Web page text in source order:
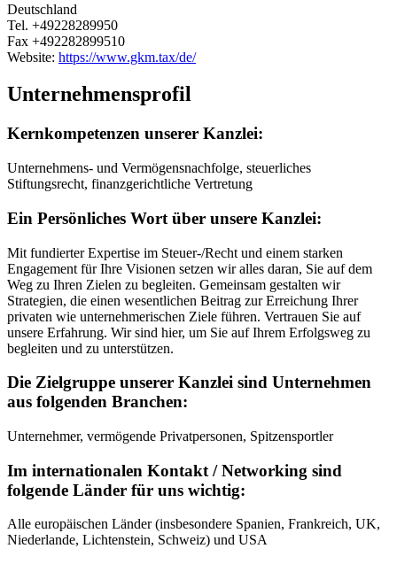
Deutschland
Tel. +49228289950
Fax +492282899510
Website: https://www.gkm.tax/de/
Unternehmensprofil
Kernkompetenzen unserer Kanzlei:
Unternehmens- und Vermögensnachfolge, steuerliches
Stiftungsrecht, finanzgerichtliche Vertretung
Ein Persönliches Wort über unsere Kanzlei:
Mit fundierter Expertise im Steuer-/Recht und einem starken
Engagement für Ihre Visionen setzen wir alles daran, Sie auf dem
Weg zu Ihren Zielen zu begleiten. Gemeinsam gestalten wir
Strategien, die einen wesentlichen Beitrag zur Erreichung Ihrer
privaten wie unternehmerischen Ziele führen. Vertrauen Sie auf
unsere Erfahrung. Wir sind hier, um Sie auf Ihrem Erfolgsweg zu
begleiten und zu unterstützen.
Die Zielgruppe unserer Kanzlei sind Unternehmen
aus folgenden Branchen:
Unternehmer, vermögende Privatpersonen, Spitzensportler
Im internationalen Kontakt / Networking sind
folgende Länder für uns wichtig:
Alle europäischen Länder (insbesondere Spanien, Frankreich, UK,
Niederlande, Lichtenstein, Schweiz) und USA